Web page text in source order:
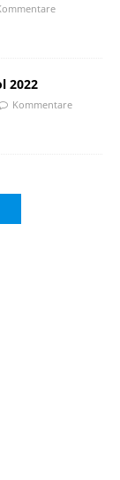
2022
Kommentare